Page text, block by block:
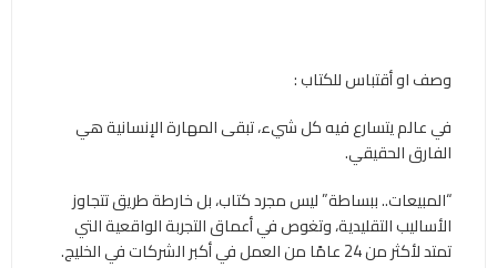
وصف او أقتباس للكتاب :
في عالم يتسارع فيه كل شيء، تبقى المهارة الإنسانية هي
الفارق الحقيقي.
“المبيعات.. ببساطة” ليس مجرد كتاب، بل خارطة طريق تتجاوز
الأساليب التقليدية، وتغوص في أعماق التجربة الواقعية التي
تمتد لأكثر من 24 عامًا من العمل في أكبر الشركات في الخليج.